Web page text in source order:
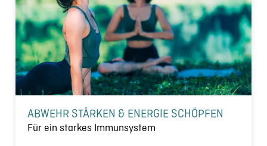
ABWEHR STÄRKEN & ENERGIE SCHÖPFEN
Für ein starkes Immunsystem